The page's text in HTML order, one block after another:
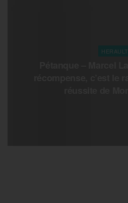
HERAULT